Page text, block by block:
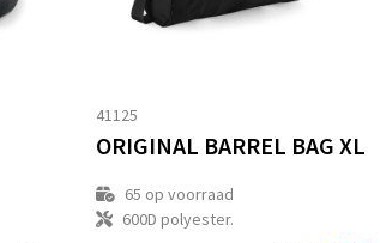
41125
ORIGINAL BARREL BAG XL
65 op voorraad
600D polyester.